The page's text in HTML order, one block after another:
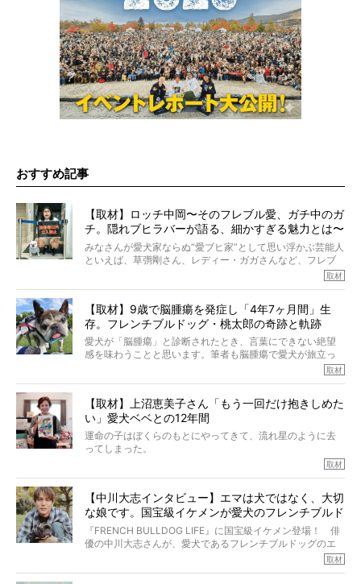
おすすめ記事
【取材】ロッチ中岡〜そのフレブル愛、ガチ中のガ
チ。隠れブヒラバーが語る、細かすぎる魅力とは〜
【前編】
みなさんが愛犬家ならぬ“愛ブヒ家”として思い浮かぶ芸能人
といえば、草彅剛さん、レディー・ガガさんなど、フレブ
ルを飼っている方が多いと思います。が、ロッチ中岡さん
んのインスタグラムを覗くと、たくさんのフレブルアカウ
ントがフォローされていて、わが『FRENCH BULLDOG
LIFE』モデルのnicoやトーラスも、その中の一頭。
そんな中岡さんに、フレブルの魅力を語っていただきまし
た。そのブヒ愛っぷりは、思ってた以上！ ガチ中のガチ
取材
【取材】9歳で脳腫瘍を発症し「4年7ヶ月間」生
存。フレンチブルドッグ・桃太郎の奇跡と軌跡
愛犬が「脳腫瘍」と診断されたとき、言葉にできない絶望
感を味わうことと思います。筆者も脳腫瘍で愛犬が旅立っ
たひとり。だからこそ、どれほど厄介で困難な病気かを理
ところが、フレンチブルドッグの桃太郎は9歳で脳腫瘍を発
症し、なんと4年7ヶ月間も生き抜いたのです。旅立ったと
きの年齢は13歳と11ヶ月、レジェンド級のレジェンドでし
た。さらには、治療後3年間は一度も発作が起きなかったと
いいます。
この事実はフレンチブルドッグだけでなく、脳腫瘍と闘う
太郎のオーナーである佐藤さんご夫婦に、治療の選択やケ
アについて詳しくお話しをうかがいました。
取材
【取材】上沼恵美子さん「もう一回だけ抱きしめた
い」愛犬ベベとの12年間
運命の子はぼくらのもとにやってきて、流れ星のように去
ってしまった。
り添いたいと思う。
その悲しみをいますぐ解消することはできないが、話をき
いて、泣いたり笑ったりするのもいいだろう。
こんな子だった、こんなにいい子だった、ほんとうに愛し
ていたと。
ぼくらは上沼恵美子さんのご自宅へ伺って、お話をきこう
と思った。
取材
【中川大志インタビュー】エマは犬ではなく、大切
な娘です。国宝級イケメンが愛犬のフレンチブルド
ッグと一緒に登場
『FRENCH BULLDOG LIFE』に国宝級イケメン登場！ 俳
優の中川大志さんが、愛犬であるフレンチブルドッグのエ
マちゃん（2歳の女の子）にメロメロとの情報を聞きつけ、
取材